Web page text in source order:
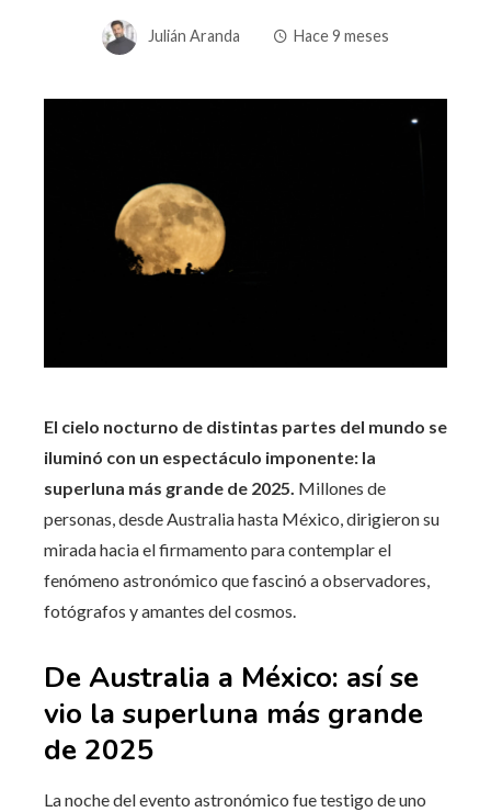
Julián Aranda Hace 9 meses
El cielo nocturno de distintas partes del mundo se
iluminó con un espectáculo imponente: la
superluna más grande de 2025. Millones de
personas, desde Australia hasta México, dirigieron su
mirada hacia el firmamento para contemplar el
fenómeno astronómico que fascinó a observadores,
fotógrafos y amantes del cosmos.
De Australia a México: así se
vio la superluna más grande
de 2025
La noche del evento astronómico fue testigo de uno